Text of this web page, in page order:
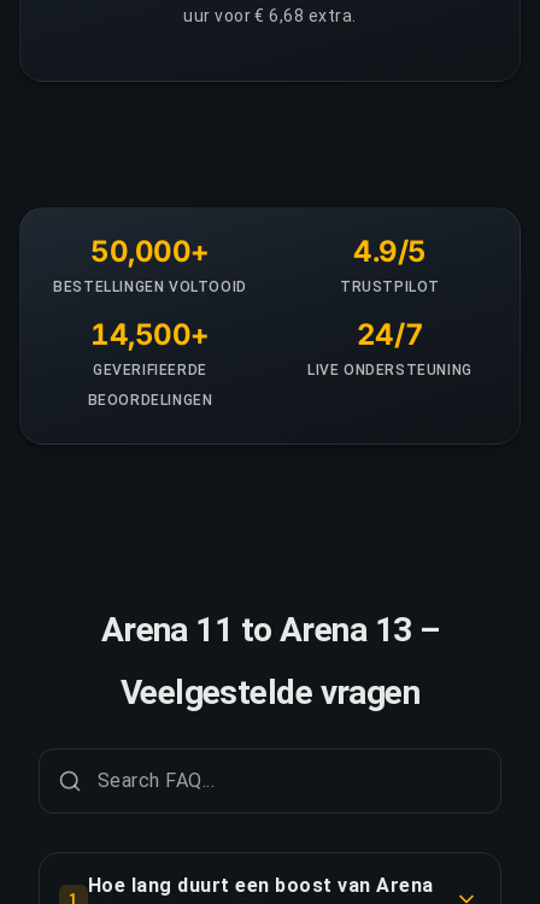
uur voor € 6,68 extra.
50,000+
BESTELLINGEN VOLTOOID
4.9/5
TRUSTPILOT
14,500+
GEVERIFIEERDE
BEOORDELINGEN
24/7
LIVE ONDERSTEUNING
Arena 11 to Arena 13 –
Veelgestelde vragen
1
Hoe lang duurt een boost van Arena